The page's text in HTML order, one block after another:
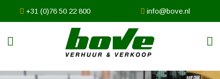
+31 (0)76 50 22 800 info@bove.nl